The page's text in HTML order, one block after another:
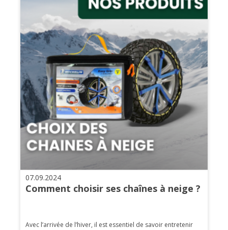
07.09.2024
Comment choisir ses chaînes à neige ?
Avec l’arrivée de l’hiver, il est essentiel de savoir entretenir